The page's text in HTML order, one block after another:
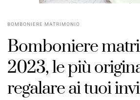
BOMBONIERE MATRIMONIO
Bomboniere
2023, le più
regalare ai tuoi